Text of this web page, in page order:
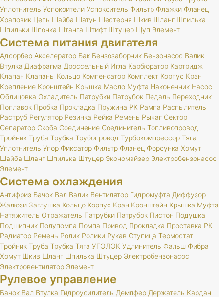
Уплотнитель Успокоители Успокоитель Фильтр Флажки Фланец
Храповик Цепь Шайба Шатун Шестерня Шкив Шланг Шпилька
Шпильки Шпонка Штанга Штифт Штуцер Щуп Элемент
Система питания двигателя
Адсорбер Акселератор Бак Бензозаборник Бензонасос Валик
Втулка Диафрагма Дроссельный Игла Карбюратор Картридж
Клапан Клапаны Кольцо Компенсатор Комплект Корпус Кран
Крепление Кронштейн Крышка Масло Муфта Наконечник Насос
Облицовка Охладитель Патрубки Патрубок Педаль Переходник
Поплавок Пробка Прокладка Пружина РК Рампа Распылитель
Раструб Регулятор Резинка Рейка Ремень Рычаг Сектор
Сепаратор Скоба Соединение Соединитель Топливопровод
Тройник Труба Трубка Трубопровод Турбокомпрессор Тяга
Уплотнитель Упор Фиксатор Фильтр Фланец Форсунка Хомут
Шайба Шланг Шпилька Штуцер Экономайзер Электробензонасос
Элемент
Система охлаждения
Антифриз Бачок Вал Валик Вентилятор Гидромуфта Диффузор
Жалюзи Заглушка Кольцо Корпус Кран Кронштейн Крышка Муфта
Натяжитель Отражатель Патрубки Патрубок Пистон Подушка
Подшипник Полупомпа Помпа Привод Прокладка Проставка РК
Радиатор Ремень Ролик Ролики Рукав Ступица Термостат
Тройник Труба Трубка Тяга УГОЛОК Удлинитель Фальш Фибра
Хомут Шкив Шланг Шпилька Штуцер Электробензонасос
Электровентилятор Элемент
Рулевое управление
Бачок Вал Втулка Гидроусилитель Демпфер Держатель Кардан